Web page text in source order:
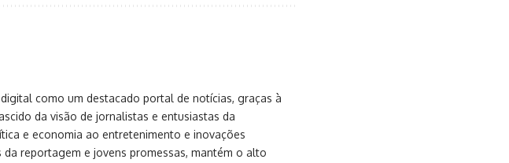
como um destacado portal de notícias, graças à
da visão de jornalistas e entusiastas da
e economia ao entretenimento e inovações
reportagem e jovens promessas, mantém o alto